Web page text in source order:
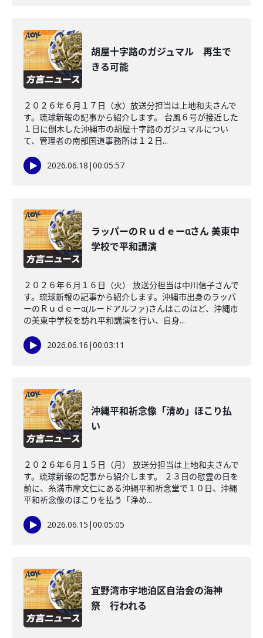
胡屋十字路のガジュマル 再生で
きる可能
２０２６年６月１７日（水）放送分担当は上地和夫さんで
す。琉球新報の記事から紹介します。 台風６号が接近した
１日に倒木した沖縄市の胡屋十字路のガジュマルについ
て、管理者の南部国道事務所は１２日...
2026.06.18 |00:05:57
ラッパーのＲｕｄｅーαさん 美東中
学校で平和講演
２０２６年６月１６日（火） 放送分担当は中川信子さんで
す。琉球新報の記事から紹介します。沖縄市出身のラッパ
ーのＲｕｄｅーα(ルードアルファ)さんはこのほど、沖縄市
の美東中学校を訪れ平和講演を行い、自身...
2026.06.16 |00:03:11
沖縄平和祈念像「清め」ほこり払
い
２０２６年６月１５日（月） 放送分担当は上地和夫さんで
す。琉球新報の記事から紹介します。 ２３日の慰霊の日を
前に、糸満市摩文仁にある沖縄平和祈念堂で１０日、沖縄
平和祈念像のほこりを払う「浄め...
2026.06.15 |00:05:05
宜野湾市宇地泊区自治会の海神
祭 行われる